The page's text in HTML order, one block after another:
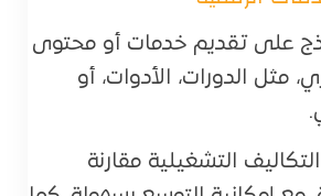
على تقديم خدمات أو محتوى
الدورات، الأدوات، أو
التشغيلية مقارنة